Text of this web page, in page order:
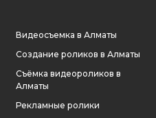
Видеосъемка в Алматы
Создание роликов в Алматы
Съёмка видеороликов в
Алматы
Рекламные ролики